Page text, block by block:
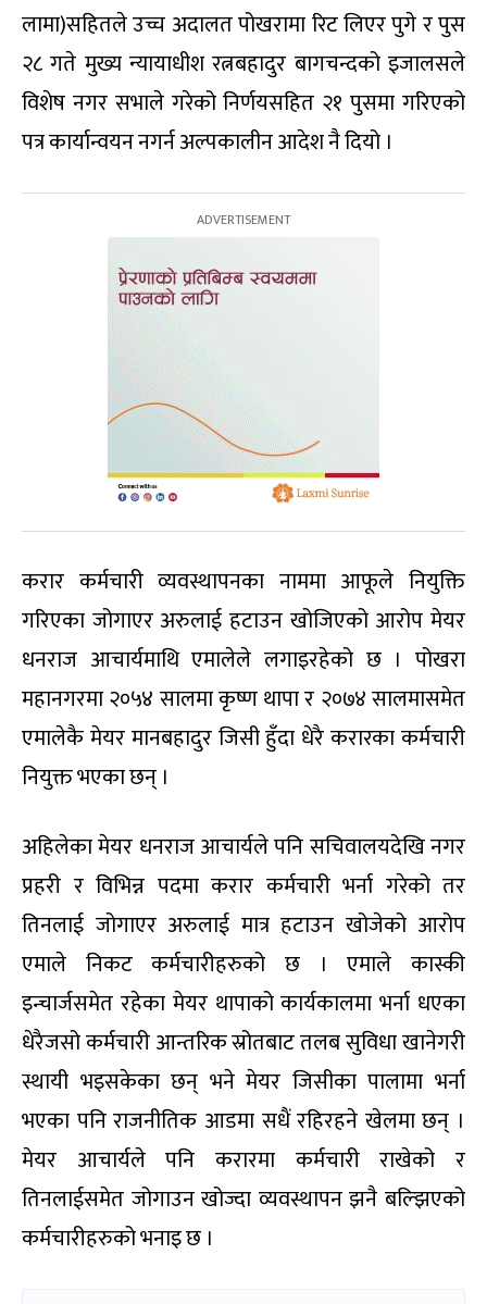
लामा)सहितले उच्च अदालत पोखरामा रिट लिएर पुगे र पुस
२८ गते मुख्य न्यायाधीश रत्नबहादुर बागचन्दको इजालसले
विशेष नगर सभाले गरेको निर्णयसहित २१ पुसमा गरिएको
पत्र कार्यान्वयन नगर्न अल्पकालीन आदेश नै दियो ।
करार कर्मचारी व्यवस्थापनका नाममा आफूले नियुक्ति
गरिएका जोगाएर अरुलाई हटाउन खोजिएको आरोप मेयर
धनराज आचार्यमाथि एमालेले लगाइरहेको छ । पोखरा
महानगरमा २०५४ सालमा कृष्ण थापा र २०७४ सालमासमेत
एमालेकै मेयर मानबहादुर जिसी हुँदा धेरै करारका कर्मचारी
नियुक्त भएका छन् ।
अहिलेका मेयर धनराज आचार्यले पनि सचिवालयदेखि नगर
प्रहरी र विभिन्न पदमा करार कर्मचारी भर्ना गरेको तर
तिनलाई जोगाएर अरुलाई मात्र हटाउन खोजेको आरोप
एमाले निकट कर्मचारीहरुको छ । एमाले कास्की
इन्चार्जसमेत रहेका मेयर थापाको कार्यकालमा भर्ना धएका
धेरैजसो कर्मचारी आन्तरिक स्रोतबाट तलब सुविधा खानेगरी
स्थायी भइसकेका छन् भने मेयर जिसीका पालामा भर्ना
भएका पनि राजनीतिक आडमा सधैं रहिरहने खेलमा छन् ।
मेयर आचार्यले पनि करारमा कर्मचारी राखेको र
तिनलाईसमेत जोगाउन खोज्दा व्यवस्थापन झनै बल्झिएको
कर्मचारीहरुको भनाइ छ ।